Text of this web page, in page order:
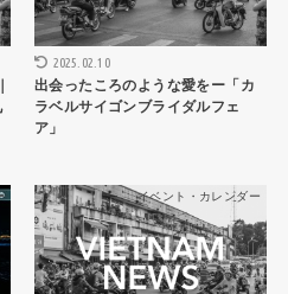
2025.02.10
出会ったころのような愛をー「カ
ラベルサイゴンブライダルフェ
ア」
イベント・カレンダー